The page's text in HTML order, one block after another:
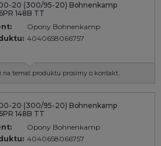
20 (300/95-20) Bohnenkamp
148B TT
Opony Bohnenkamp
4040658066757
temat produktu prosimy o kontakt.
20 (300/95-20) Bohnenkamp
148B TT
Opony Bohnenkamp
4040658066757